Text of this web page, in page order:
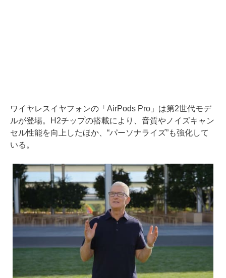
ワイヤレスイヤフォンの「AirPods Pro」は第2世代モデ
ルが登場。H2チップの搭載により、音質やノイズキャン
セル性能を向上したほか、“パーソナライズ”も強化して
いる。